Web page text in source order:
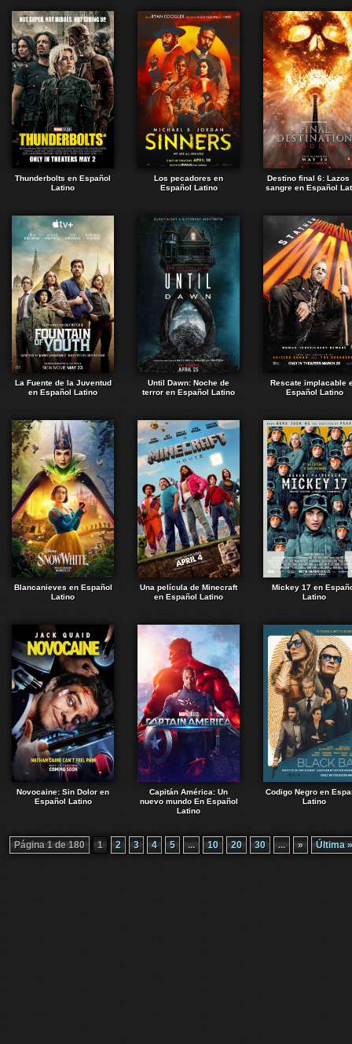
Thunderbolts en Español
Latino
Los pecadores en
Español Latino
Destino final 6: Lazos
sangre en Español
La Fuente de la Juventud
en Español Latino
Until Dawn: Noche de
terror en Español Latino
Rescate implacable
Español Latino
Blancanieves en Español
Latino
Una película de Minecraft
en Español Latino
Mickey 17 en
Latino
Novocaine: Sin Dolor en
Español Latino
Capitán América: Un
nuevo mundo En Español
Latino
Codigo Negro en
Latino
Página 1 de 180 1 2 3 4 5 ... 10 20 30 ... » Última »